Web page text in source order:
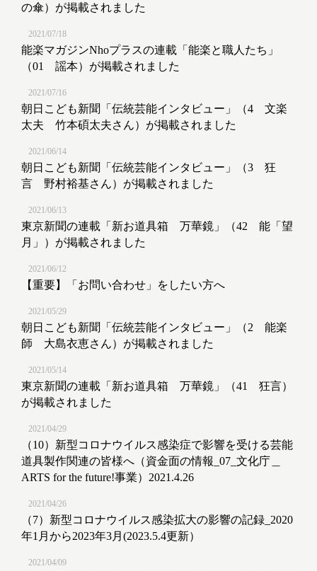
の傘）が掲載されました
2021/07/18
能楽マガジンNhoプラスの連載「能楽と職人たち」
（01 謡本）が掲載されました
2021/07/16
朝日こども新聞「伝統芸能インタビュー」（4 文楽
太夫 竹本碩太夫さん）が掲載されました
2021/06/14
朝日こども新聞「伝統芸能インタビュー」（3 狂
言 野村裕基さん）が掲載されました
2021/06/13
東京新聞の連載「新お道具箱 万華鏡」（42 能「望
月」）が掲載されました
2021/06/12
【重要】「お問い合わせ」をしたい方へ
2021/05/29
朝日こども新聞「伝統芸能インタビュー」（2 能楽
師 大島衣恵さん）が掲載されました
2021/05/14
東京新聞の連載「新お道具箱 万華鏡」（41 狂言）
が掲載されました
2021/04/29
（10）新型コロナウイルス感染症で影響を受ける芸能
道具製作関連の皆様へ（資金面の情報_07_文化庁＿
ARTS for the future!事業）2021.4.26
2021/04/26
（7）新型コロナウイルス感染拡大の影響の記録_2020
年1月から2023年3月(2023.5.4更新）
2021/04/09